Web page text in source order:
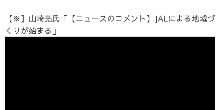
【※】山崎亮氏「【ニュースのコメント】JALによる地域づ
くりが始まる」